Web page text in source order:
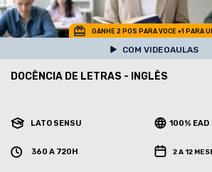
GANHE 2 POS PARA VOCE +1 PARA
COM VIDEOAULAS
DOCÊNCIA DE LETRAS - INGLÊS
LATO SENSU 100% EAD
360 A 720H 2 A 12